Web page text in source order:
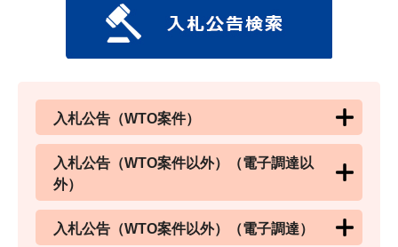
入札公告（WTO案件）
入札公告（WTO案件以外）（電子調達以
外）
入札公告（WTO案件以外）（電子調達）